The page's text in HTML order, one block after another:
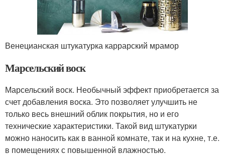
Венецианская штукатурка каррарский мрамор
Марсельский воск
Марсельский воск. Необычный эффект приобретается за
счет добавления воска. Это позволяет улучшить не
только весь внешний облик покрытия, но и его
технические характеристики. Такой вид штукатурки
можно наносить как в ванной комнате, так и на кухне, т.е.
в помещениях с повышенной влажностью.